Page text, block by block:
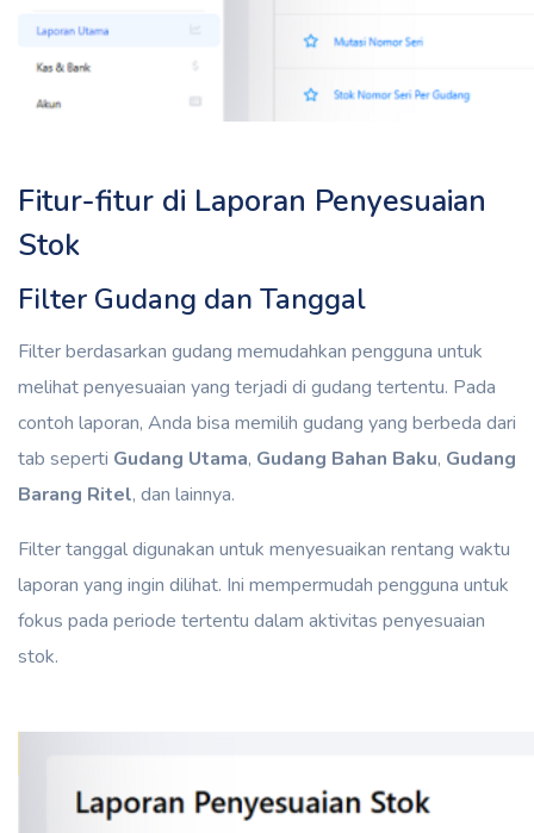
Fitur-fitur di Laporan Penyesuaian
Stok
Filter Gudang dan Tanggal
Filter berdasarkan gudang memudahkan pengguna untuk
melihat penyesuaian yang terjadi di gudang tertentu. Pada
contoh laporan, Anda bisa memilih gudang yang berbeda dari
tab seperti Gudang Utama, Gudang Bahan Baku, Gudang
Barang Ritel, dan lainnya.
Filter tanggal digunakan untuk menyesuaikan rentang waktu
laporan yang ingin dilihat. Ini mempermudah pengguna untuk
fokus pada periode tertentu dalam aktivitas penyesuaian
stok.